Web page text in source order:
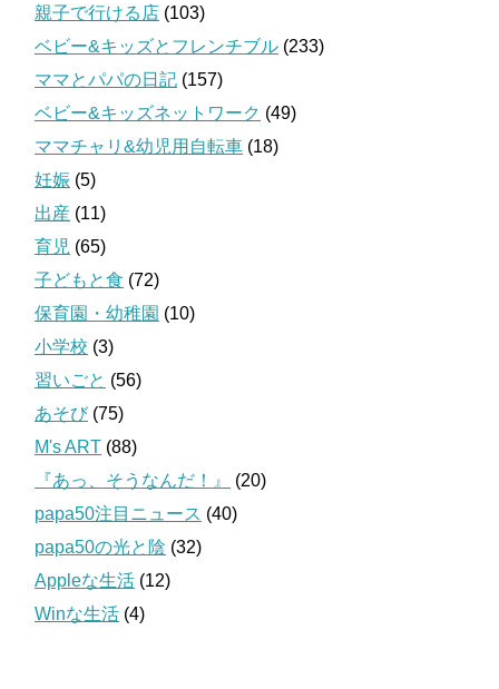
親子で行ける店 (103)
ベビー&キッズとフレンチブル (233)
ママとパパの日記 (157)
ベビー&キッズネットワーク (49)
ママチャリ&幼児用自転車 (18)
妊娠 (5)
出産 (11)
育児 (65)
子どもと食 (72)
保育園・幼稚園 (10)
小学校 (3)
習いごと (56)
あそび(75)
M's ART (88)
『あっ、そうなんだ！』
(20)
papa50注目ニュース (40)
papa50の光と陰 (32)
Appleな生活 (12)
Winな生活 (4)